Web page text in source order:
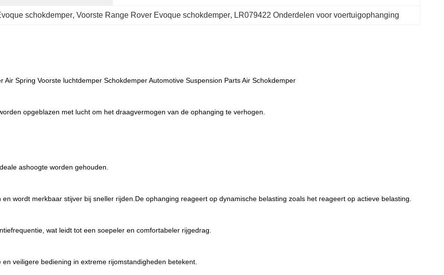
schokdemper, Voorste Range Rover Evoque schokdemper, LR079422 Onderdelen voor voertuigophanging
Spring Voorste luchtdemper Schokdemper Automotive Suspension Parts Air Schokdemper
opgeblazen met lucht om het draagvermogen van de ophanging te verhogen.
ashoogte worden gehouden.
wordt merkbaar stijver bij sneller rijden.De ophanging reageert op dynamische belasting zoals het reageert op actieve belasting.
wat leidt tot een soepeler en comfortabeler rijgedrag.
veiligere bediening in extreme rijomstandigheden betekent.